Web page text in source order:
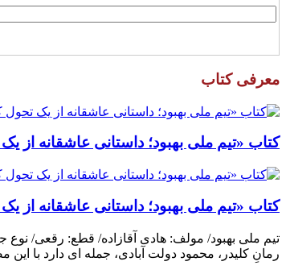
معرفی کتاب
کتاب «تیم ملی بهبود؛ داستانی عاشقانه از
کتاب «تیم ملی بهبود؛ داستانی عاشقانه از
رمانِ کلیدر، محمود دولت آبادی، جمله ای دارد با